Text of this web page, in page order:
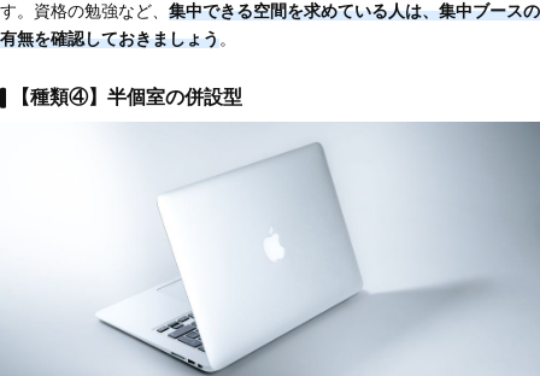
す。資格の勉強など、 集中できる空間を求めている人は、集中ブースの
有無を確認しておきましょう。
【種類④】半個室の併設型